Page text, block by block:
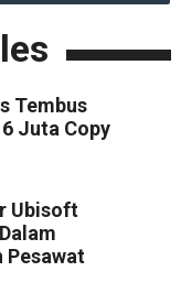
Tembus
Juta Copy
Ubisoft
Pesawat